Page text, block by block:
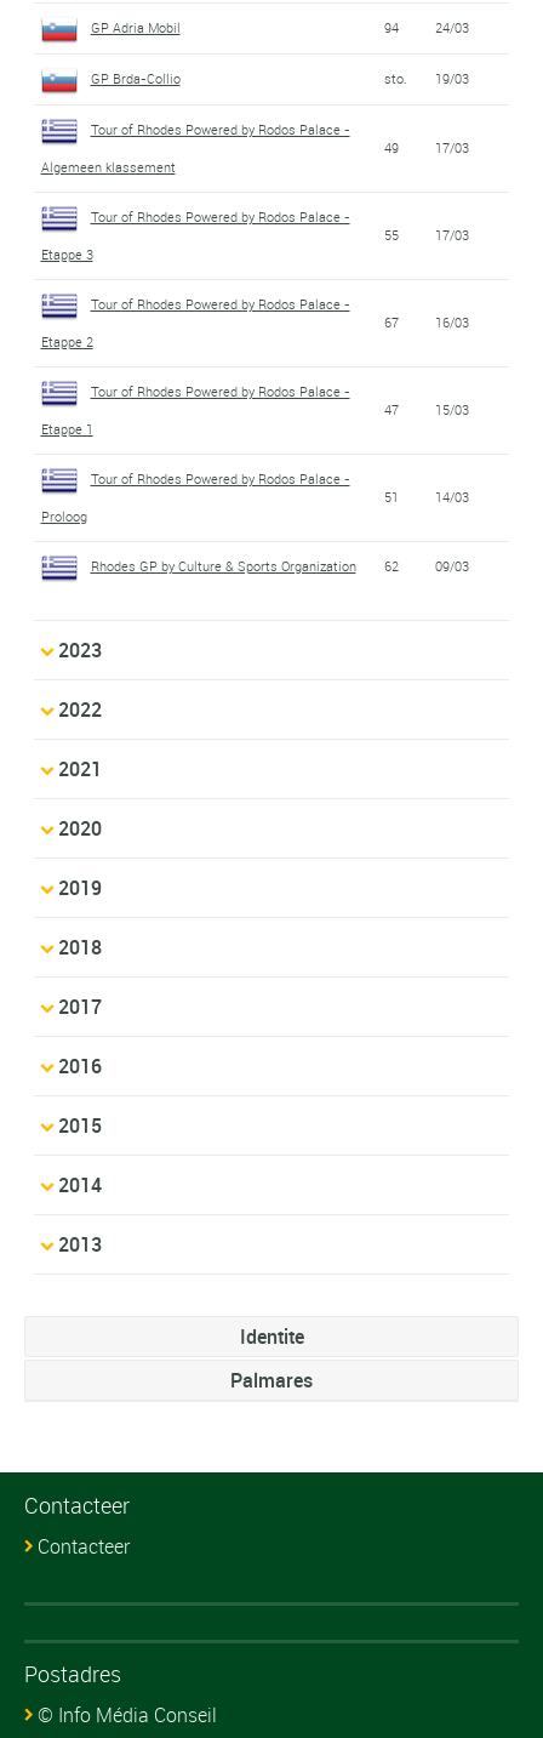
GP Adria Mobil 94 24/03
GP Brda-Collio sto. 19/03
Tour of Rhodes Powered by Rodos Palace -
Algemeen klassement
49 17/03
Tour of Rhodes Powered by Rodos Palace -
Etappe 3
55 17/03
Tour of Rhodes Powered by Rodos Palace -
Etappe 2
67 16/03
Tour of Rhodes Powered by Rodos Palace -
Etappe 1
47 15/03
Tour of Rhodes Powered by Rodos Palace -
Proloog
51 14/03
Rhodes GP by Culture & Sports Organization 62 09/03
2023
2022
2021
2020
2019
2018
2017
2016
2015
2014
2013
Identite
Palmares
Contacteer
Contacteer
Postadres
© Info Média Conseil